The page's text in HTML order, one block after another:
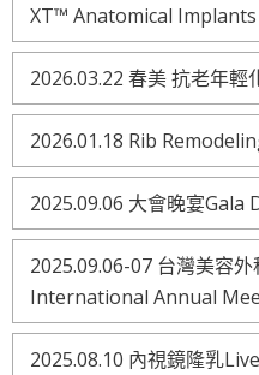
XT™ Anatomical Implants
2026.03.22 春美 抗老年輕
2026.01.18 Rib
2025.09.06 大會晚宴Gala
2025.09.06-07 台灣美容
International Annual
2025.08.10 內視鏡隆乳